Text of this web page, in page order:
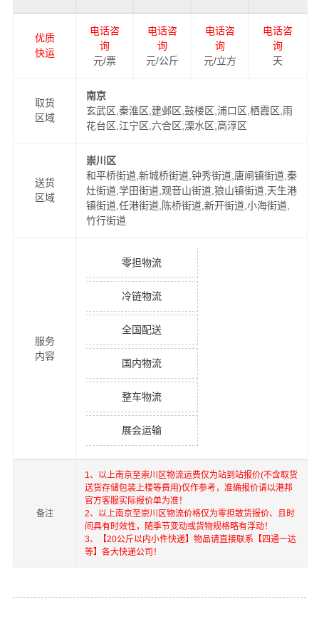
优质
快运
电话咨
询
元/票
电话咨
询
元/公斤
电话咨
询
元/立方
电话咨
询
天
取货
区域
南京
玄武区,秦淮区,建邺区,鼓楼区,浦口区,栖霞区,雨
花台区,江宁区,六合区,溧水区,高淳区
送货
区域
崇川区
和平桥街道,新城桥街道,钟秀街道,唐闸镇街道,秦
灶街道,学田街道,观音山街道,狼山镇街道,天生港
镇街道,任港街道,陈桥街道,新开街道,小海街道,
竹行街道
服务
内容
零担物流
冷链物流
全国配送
国内物流
整车物流
展会运输
备注
1、以上南京至崇川区物流运费仅为站到站报价(不含取货
送货存储包装上楼等费用)仅作参考，准确报价请以港邦
官方客服实际报价单为准！
2、以上南京至崇川区物流价格仅为零担散货报价、且时
间具有时效性，随季节变动或货物规格略有浮动！
3、【20公斤以内小件快递】物品请直接联系【四通一达
等】各大快递公司！